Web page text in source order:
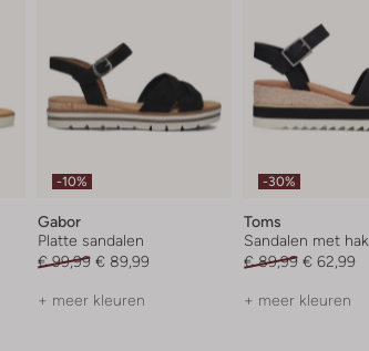
-10%
Gabor
Platte sandalen
€ 99,99 € 89,99
+ meer kleuren
-30%
Toms
Sandalen met hak
€ 89,99 € 62,99
+ meer kleuren